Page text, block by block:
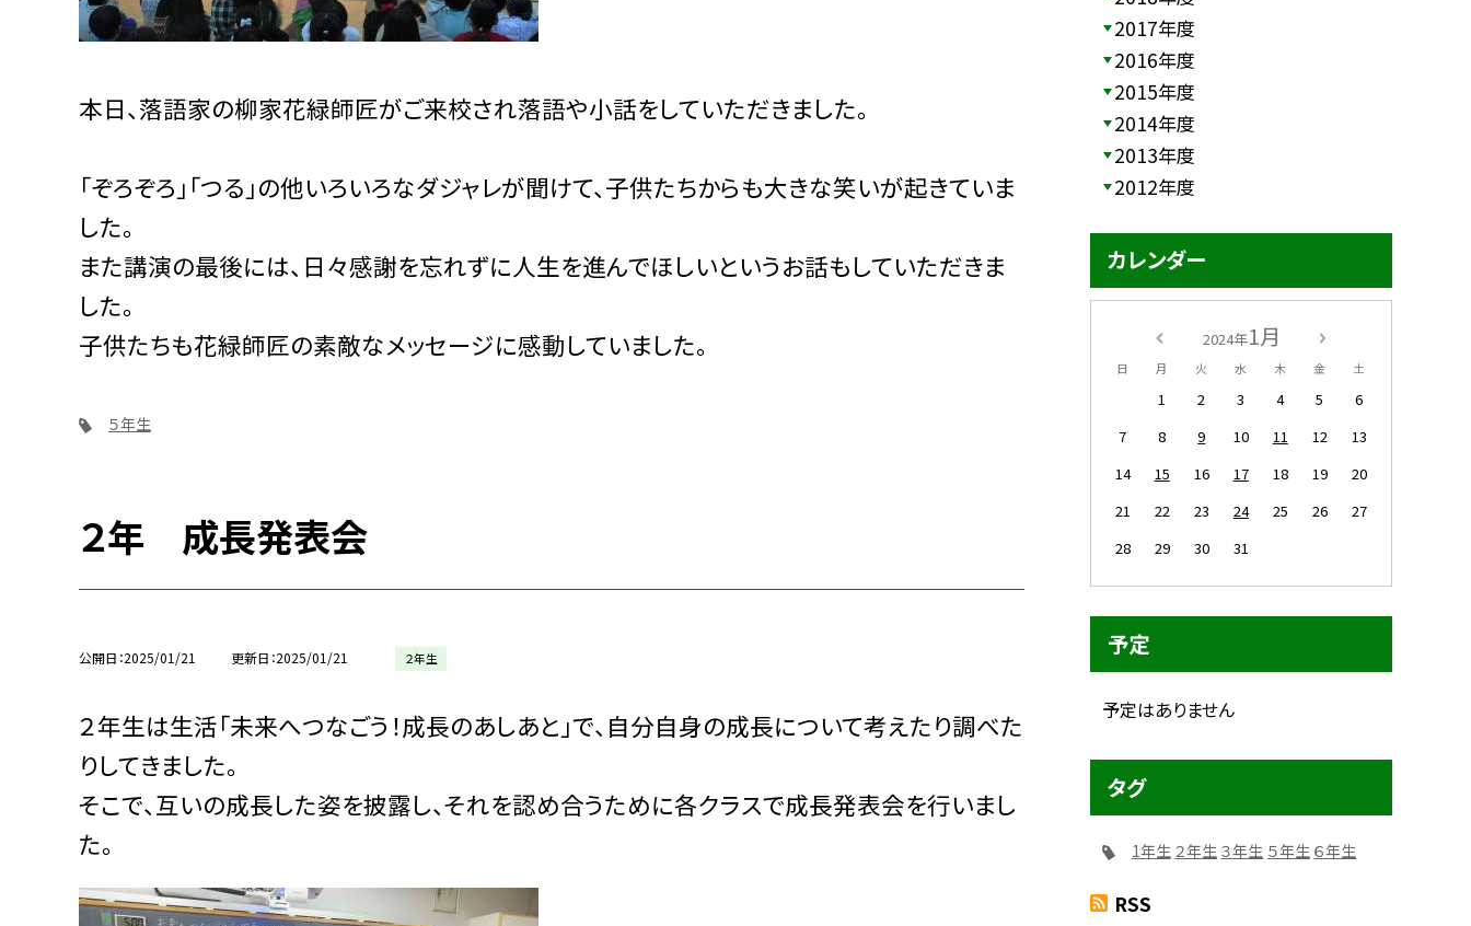
本日、落語家の柳家花緑師匠がご来校され落語や小話をしていただきました。
「ぞろぞろ」「つる」の他いろいろなダジャレが聞けて、子供たちからも大きな笑いが起きていま
した。
また講演の最後には、日々感謝を忘れずに人生を進んでほしいというお話もしていただきま
した。
子供たちも花緑師匠の素敵なメッセージに感動していました。
５年生
２年 成長発表会
公開日 2025/01/21 更新日 2025/01/21 ２年生
２年生は生活「未来へつなごう！成長のあしあと」で、自分自身の成長について考えたり調べた
りしてきました。
そこで、互いの成長した姿を披露し、それを認め合うために各クラスで成長発表会を行いまし
た。
2017年度
2016年度
2015年度
2014年度
2013年度
2012年度
カレンダー
2024年1月
日 月 火 水 木 金 土
1 2 3 4 5
6
7
8 9 10 11 12
13
14
15 16 17 18 19
20
21
22 23 24 25 26
27
28
29 30 31
予定
予定はありません
タグ
1年生 ２年生 ３年生 ５年生 ６年生
RSS